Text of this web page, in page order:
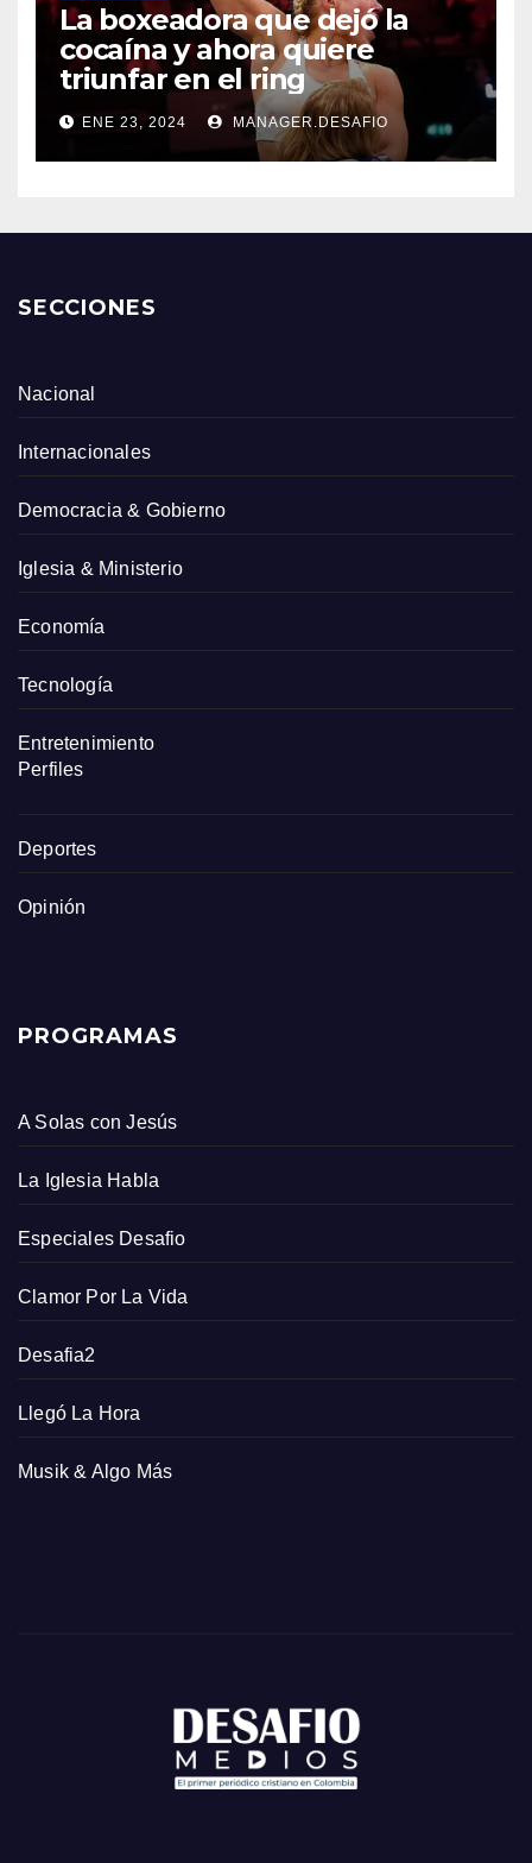
La boxeadora que dejó la
cocaína y ahora quiere
triunfar en el ring​
ENE 23, 2024 MANAGER.DESAFIO
SECCIONES
Nacional
Internacionales
Democracia & Gobierno
Iglesia & Ministerio
Economía
Tecnología
Entretenimiento
Perfiles
Deportes
Opinión
PROGRAMAS
A Solas con Jesús
La Iglesia Habla
Especiales Desafio
Clamor Por La Vida
Desafia2
Llegó La Hora
Musik & Algo Más